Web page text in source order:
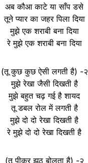
अब कौआ काटे या साँप डसे
तूने प्यार का जहर पिला दिया
मुझे एक शराबी बना दिया
रे मुझे एक शराबी बना दिया
(तू कुछ कुछ ऐसी लगती है) -२
मुझे रेखा जैसी दिखती है
मुझे बहुत चढ़ गई है शायद
तू डबल रोल में लगती है
मुझे दो दो रेखा दिखती है
रे मुझे दो दो रेखा दिखती है
(तू पीकर झूठ बोलता है) -२